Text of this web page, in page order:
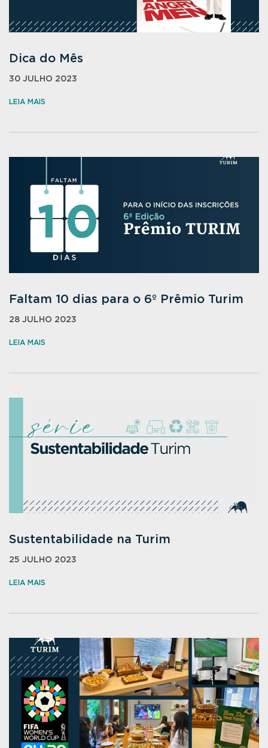
Dica do Mês
30 JULHO 2023
LEIA MAIS
Faltam 10 dias para o 6º Prêmio Turim
28 JULHO 2023
LEIA MAIS
Sustentabilidade na Turim
25 JULHO 2023
LEIA MAIS